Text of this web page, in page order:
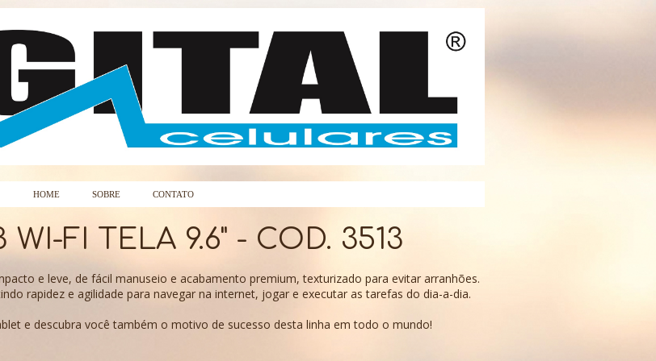
HOME SOBRE CONTATO
WI-FI TELA 9.6" - COD. 3513
e leve, de fácil manuseio e acabamento premium, texturizado para evitar arranhões.
rapidez e agilidade para navegar na internet, jogar e executar as tarefas do dia-a-dia.
e descubra você também o motivo de sucesso desta linha em todo o mundo!